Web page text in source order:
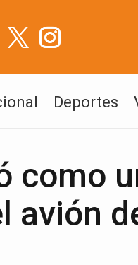
Deportes
como
avión